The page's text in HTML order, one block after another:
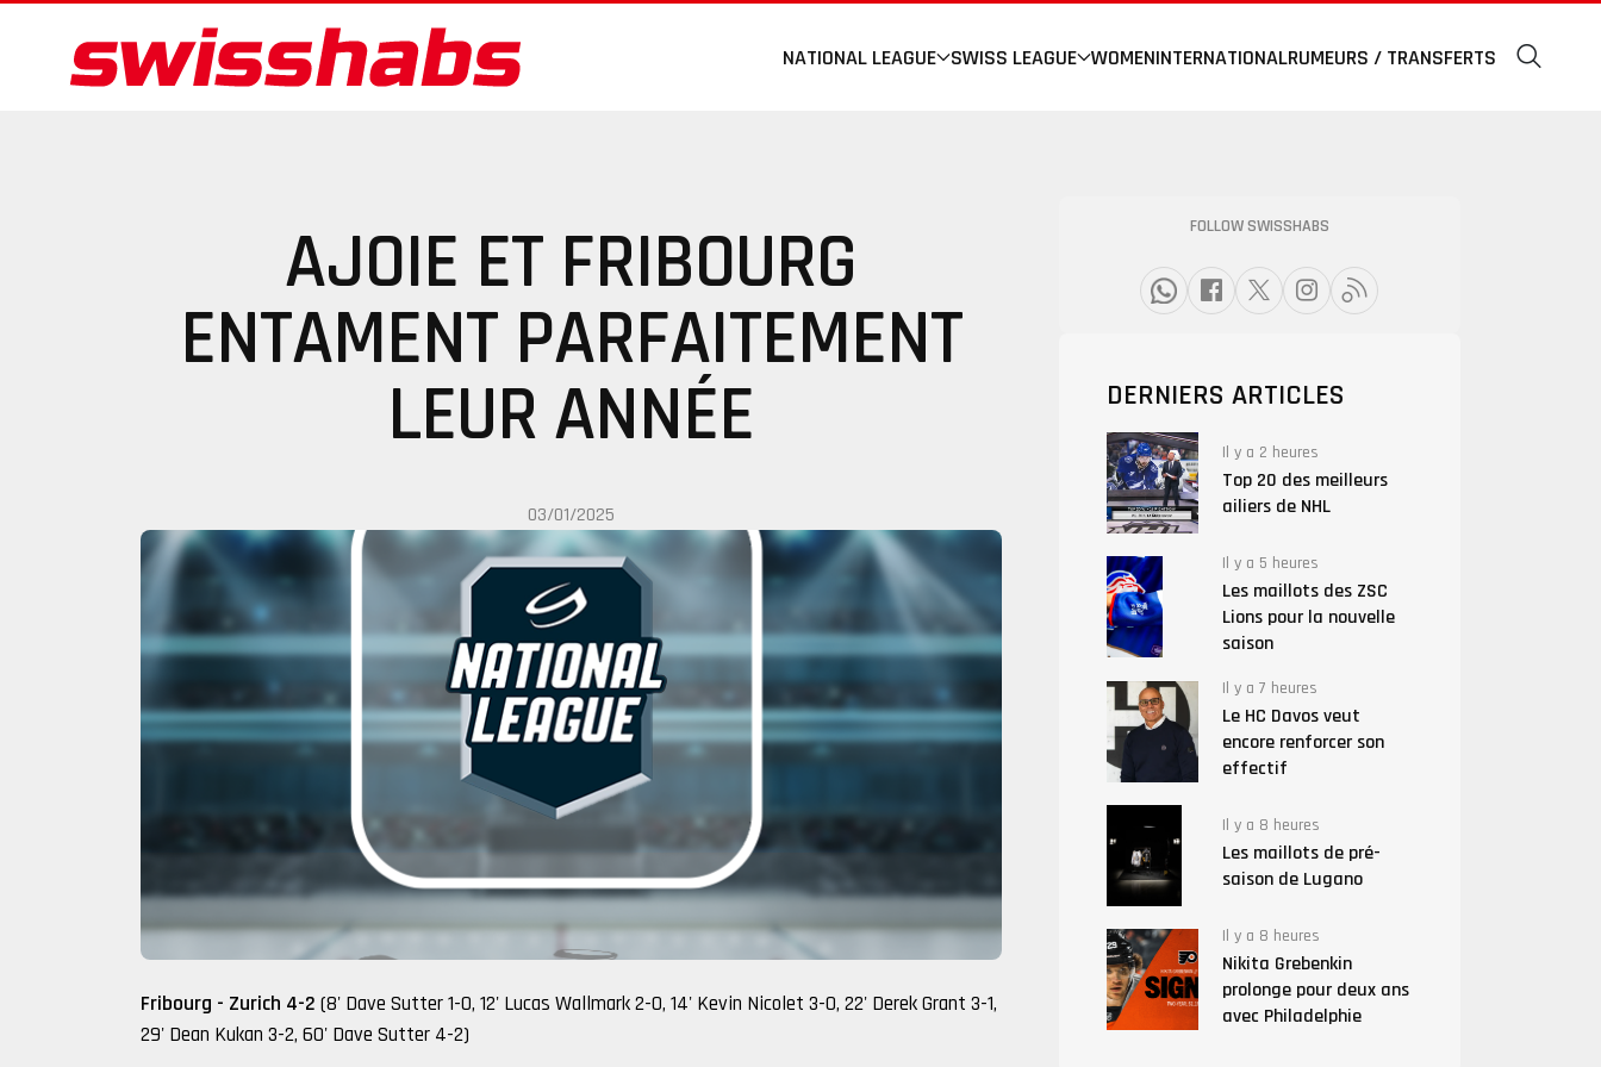
NATIONAL LEAGUE SWISS LEAGUE WOMENINTERNATIONALRUMEURS / TRANSFERTS
AJOIE ET FRIBOURG
ENTAMENT PARFAITEMENT
LEUR ANNÉE
03/01/2025
Fribourg - Zurich 4-2 (8' Dave Sutter 1-0, 12' Lucas Wallmark 2-0, 14' Kevin Nicolet 3-0, 22' Derek Grant 3-1,
29' Dean Kukan 3-2, 60' Dave Sutter 4-2)
FOLLOW SWISSHABS
DERNIERS ARTICLES
Il y a 2 heures
Top 20 des meilleurs
ailiers de NHL
Il y a 5 heures
Les maillots des ZSC
Lions pour la nouvelle
saison
Il y a 7 heures
Le HC Davos veut
encore renforcer son
effectif
Il y a 8 heures
Les maillots de pré-
saison de Lugano
Il y a 8 heures
Nikita Grebenkin
prolonge pour deux ans
avec Philadelphie